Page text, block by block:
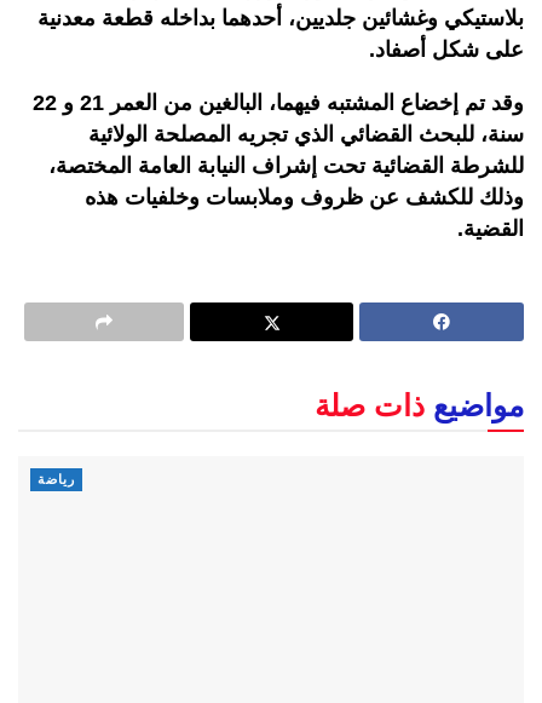
بلاستيكي وغشائين جلديين، أحدهما بداخله قطعة معدنية
على شكل أصفاد.
وقد تم إخضاع المشتبه فيهما، البالغين من العمر 21 و 22
سنة، للبحث القضائي الذي تجريه المصلحة الولائية
للشرطة القضائية تحت إشراف النيابة العامة المختصة،
وذلك للكشف عن ظروف وملابسات وخلفيات هذه
القضية.
مواضيع ذات صلة
رياضة